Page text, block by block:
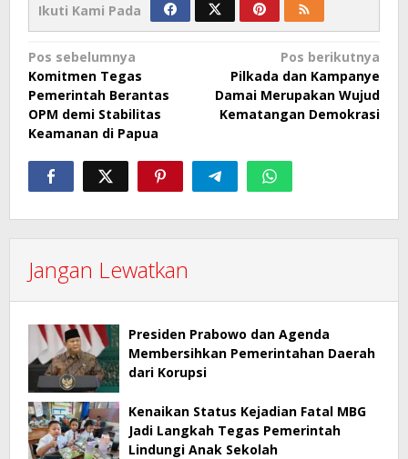
Ikuti Kami Pada
Navigasi
pos
Pos sebelumnya
Komitmen Tegas
Pemerintah Berantas
OPM demi Stabilitas
Keamanan di Papua
Pos berikutnya
Pilkada dan Kampanye
Damai Merupakan Wujud
Kematangan Demokrasi
Jangan Lewatkan
Presiden Prabowo dan Agenda
Membersihkan Pemerintahan Daerah
dari Korupsi
Kenaikan Status Kejadian Fatal MBG
Jadi Langkah Tegas Pemerintah
Lindungi Anak Sekolah